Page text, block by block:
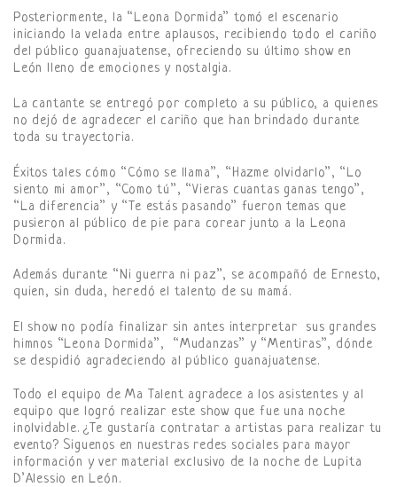
Posteriormente, la “Leona Dormida” tomó el escenario
iniciando la velada entre aplausos, recibiendo todo el cariño
del público guanajuatense, ofreciendo su último show en
León lleno de emociones y nostalgia.
La cantante se entregó por completo a su público, a quienes
no dejó de agradecer el cariño que han brindado durante
toda su trayectoria.
Éxitos tales cómo “Cómo se llama”, “Hazme olvidarlo”, “Lo
siento mi amor”, “Como tú”, “Vieras cuantas ganas tengo”,
“La diferencia” y “Te estás pasando” fueron temas que
pusieron al público de pie para corear junto a la Leona
Dormida.
Además durante “Ni guerra ni paz”, se acompañó de Ernesto,
quien, sin duda, heredó el talento de su mamá.
El show no podía finalizar sin antes interpretar sus grandes
himnos “Leona Dormida”, “Mudanzas” y “Mentiras”, dónde
se despidió agradeciendo al público guanajuatense.
Todo el equipo de Ma Talent agradece a los asistentes y al
equipo que logró realizar este show que fue una noche
inolvidable. ¿Te gustaría contratar a artistas para realizar tu
evento? Siguenos en nuestras redes sociales para mayor
información y ver material exclusivo de la noche de Lupita
D’Alessio en León.